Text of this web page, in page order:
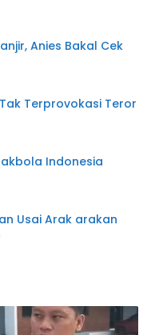
Anies Bakal Cek
Terprovokasi Teror
Indonesia
Usai Arak arakan